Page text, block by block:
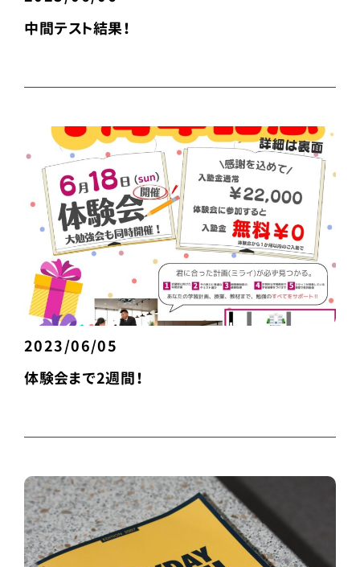
中間テスト結果！
2023/06/05
体験会まで2週間！